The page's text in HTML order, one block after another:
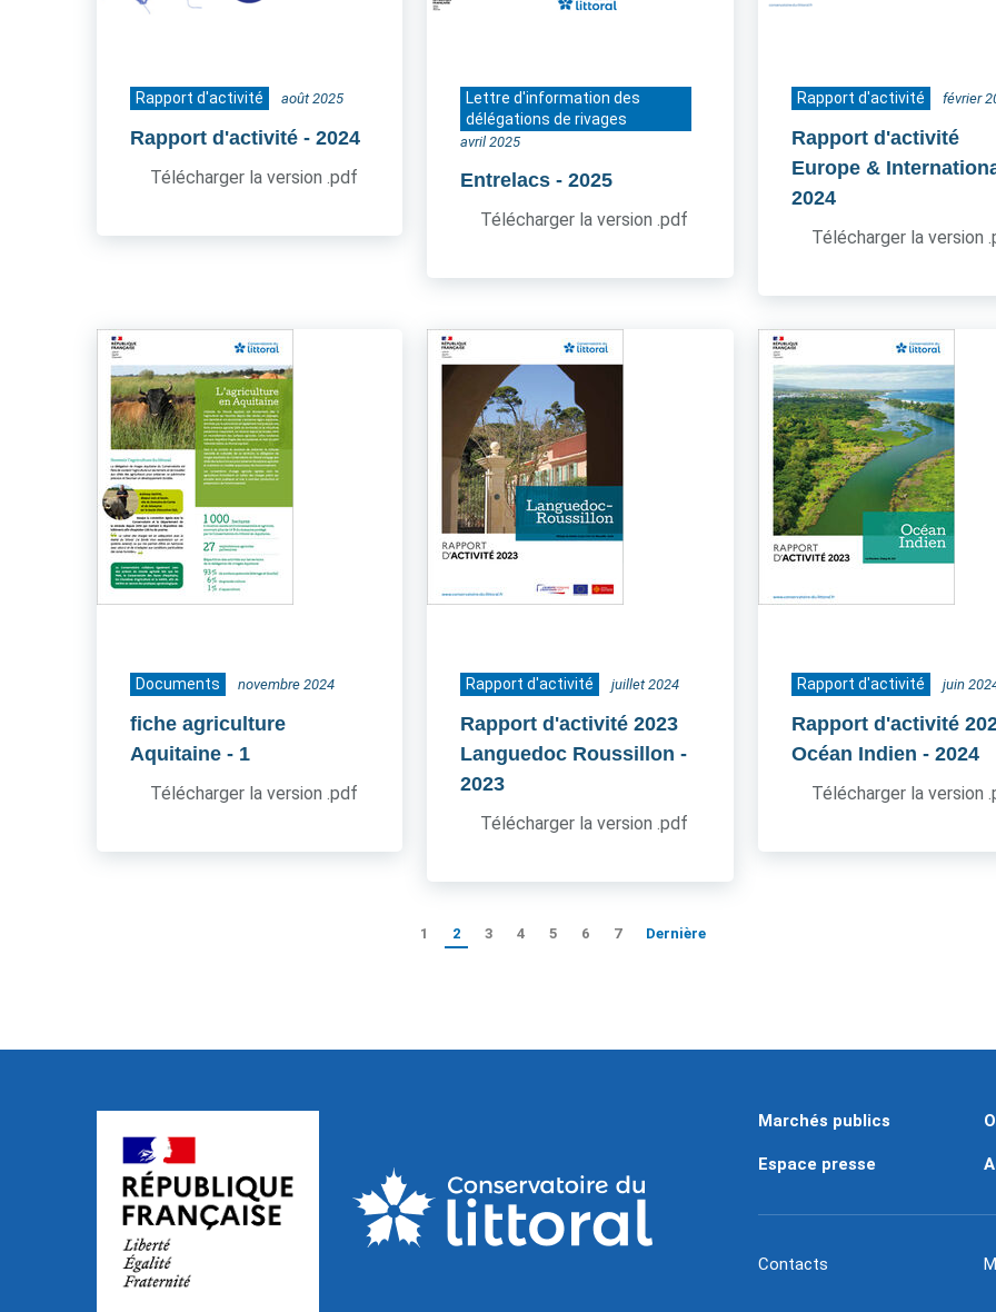
Rapport d'activité août 2025
Rapport d'activité - 2024
Télécharger la version .pdf
Lettre d'information des
délégations de rivages
avril 2025
Entrelacs - 2025
Télécharger la version .pdf
Rapport d'activité février
Rapport d'activité
Europe &
2024
Télécharger la version
Documents novembre 2024
fiche agriculture
Aquitaine - 1
Télécharger la version .pdf
Rapport d'activité juillet 2024
Rapport d'activité 2023
Languedoc Roussillon -
2023
Télécharger la version .pdf
Rapport d'activité juin
Rapport d'activité
Océan Indien - 2024
Télécharger la version
1 2 3 4 5 6 7 Dernière
Marchés publics
Espace presse
Contacts